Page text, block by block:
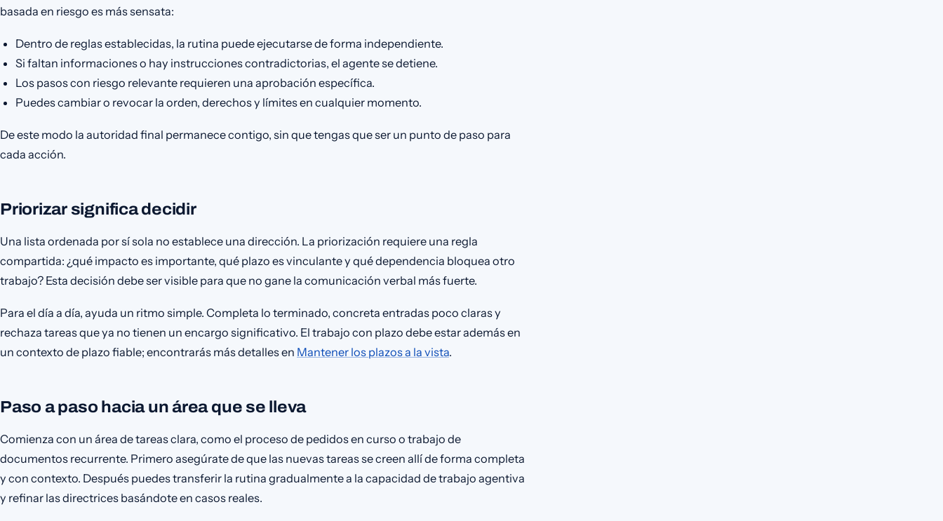
basada en riesgo es más sensata:
Dentro de reglas establecidas, la rutina puede ejecutarse de forma independiente.
Si faltan informaciones o hay instrucciones contradictorias, el agente se detiene.
Los pasos con riesgo relevante requieren una aprobación específica.
Puedes cambiar o revocar la orden, derechos y límites en cualquier momento.
De este modo la autoridad final permanece contigo, sin que tengas que ser un punto de paso para
cada acción.
Priorizar significa decidir
Una lista ordenada por sí sola no establece una dirección. La priorización requiere una regla
compartida: ¿qué impacto es importante, qué plazo es vinculante y qué dependencia bloquea otro
trabajo? Esta decisión debe ser visible para que no gane la comunicación verbal más fuerte.
Para el día a día, ayuda un ritmo simple. Completa lo terminado, concreta entradas poco claras y
rechaza tareas que ya no tienen un encargo significativo. El trabajo con plazo debe estar además en
un contexto de plazo fiable; encontrarás más detalles en Mantener los plazos a la vista.
Paso a paso hacia un área que se lleva
Comienza con un área de tareas clara, como el proceso de pedidos en curso o trabajo de
documentos recurrente. Primero asegúrate de que las nuevas tareas se creen allí de forma completa
y con contexto. Después puedes transferir la rutina gradualmente a la capacidad de trabajo agentiva
y refinar las directrices basándote en casos reales.